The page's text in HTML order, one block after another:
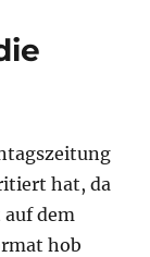
hat, da
dem
hob